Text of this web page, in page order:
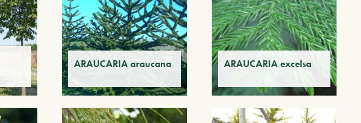
ARAUCARIA araucana ARAUCARIA excelsa